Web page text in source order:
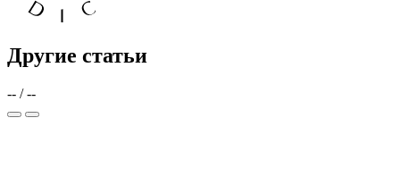
Другие статьи
-- / --